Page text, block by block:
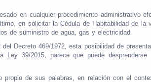
en cualquier procedimiento administrativo
en solicitar la Cédula de Habitabilidad de la
de suministro de agua, gas y electricidad.
Decreto 469/1972, esta posibilidad de
39/2015, parece que puede desprenderse
de sus palabras, en relación con el